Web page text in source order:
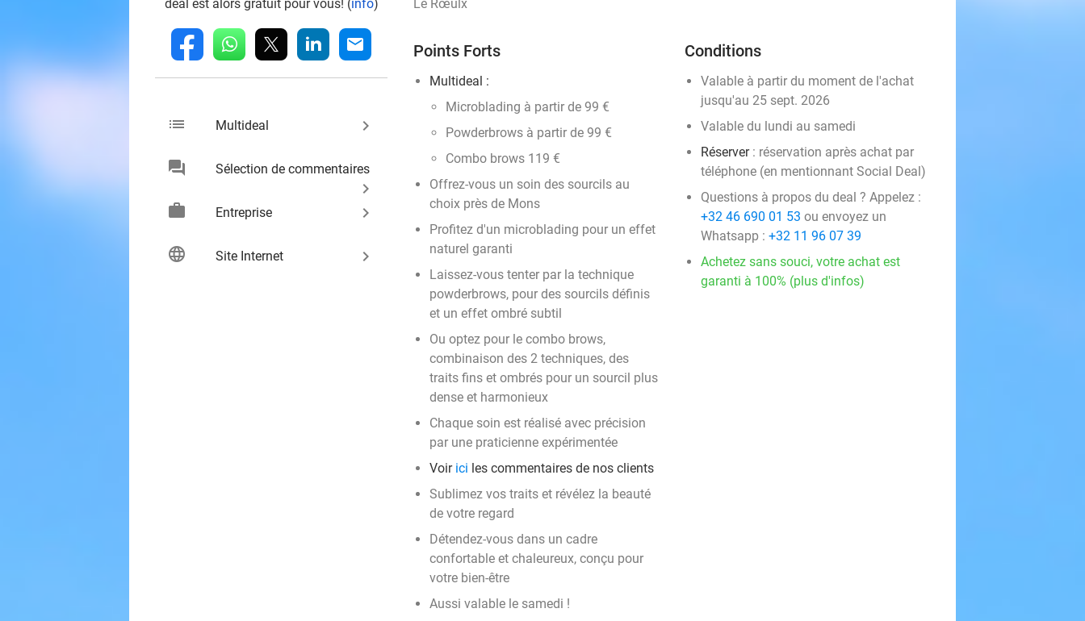
deal est alors gratuit pour vous! (info)
fb whatsapp linkedin mail
list Multideal keyboard_arrow_right
chat Sélection de commentaires
keyboard_arrow_right
work
Entreprise keyboard_arrow_right
language Site Internet keyboard_arrow_right
Le Rœulx
Points Forts
Multideal :
Microblading à partir de 99 €
Powderbrows à partir de 99 €
Combo brows 119 €
Offrez-vous un soin des sourcils au
choix près de Mons
Profitez d'un microblading pour un effet
naturel garanti
Laissez-vous tenter par la technique
powderbrows, pour des sourcils définis
et un effet ombré subtil
Ou optez pour le combo brows,
combinaison des 2 techniques, des
traits fins et ombrés pour un sourcil plus
dense et harmonieux
Chaque soin est réalisé avec précision
par une praticienne expérimentée
Voir ici les commentaires de nos clients
Sublimez vos traits et révélez la beauté
de votre regard
Détendez-vous dans un cadre
confortable et chaleureux, conçu pour
votre bien-être
Aussi valable le samedi !
Conditions
Valable à partir du moment de l'achat
jusqu'au 25 sept. 2026
Valable du lundi au samedi
Réserver : réservation après achat par
téléphone (en mentionnant Social Deal)
Questions à propos du deal ? Appelez :
+32 46 690 01 53 ou envoyez un
Whatsapp : +32 11 96 07 39
Achetez sans souci, votre achat est
garanti à 100% (plus d'infos)